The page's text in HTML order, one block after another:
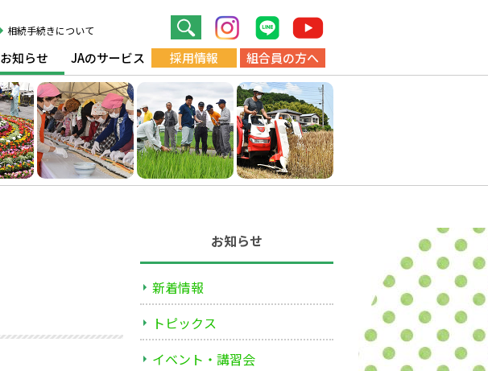
相続手続きについて
お知らせ JAのサービス 採用情報 組合員の方へ
お知らせ
新着情報
トピックス
イベント・講習会